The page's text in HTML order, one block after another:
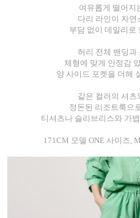
여유롭게 떨어지
다리 라인이 자연
부담 없이 데일리로
허리 전체 밴딩과
체형에 맞게 안정감
양 사이드 포켓을 더해
같은 컬러의 셔츠
정돈된 리조트룩으
티셔츠나 슬리브리스와 가
171CM 모델 ONE 사이즈,